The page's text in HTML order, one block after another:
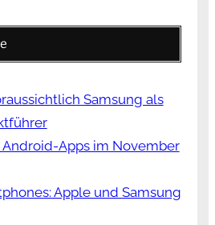
Samsung als
Apps im November
Apple und Samsung